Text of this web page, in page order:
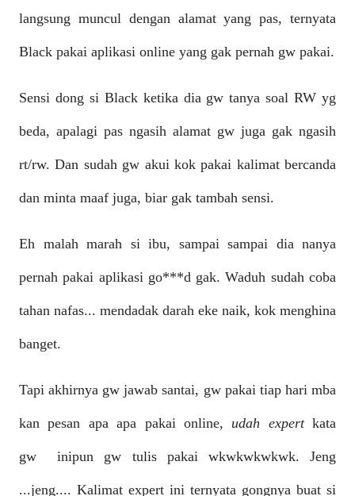
langsung muncul dengan alamat yang pas, ternyata
Black pakai aplikasi online yang gak pernah gw pakai.
Sensi dong si Black ketika dia gw tanya soal RW yg
beda, apalagi pas ngasih alamat gw juga gak ngasih
rt/rw. Dan sudah gw akui kok pakai kalimat bercanda
dan minta maaf juga, biar gak tambah sensi.
Eh malah marah si ibu, sampai sampai dia nanya
pernah pakai aplikasi go***d gak. Waduh sudah coba
tahan nafas... mendadak darah eke naik, kok menghina
banget.
Tapi akhirnya gw jawab santai, gw pakai tiap hari mba
kan pesan apa apa pakai online, udah expert kata
gw inipun gw tulis pakai wkwkwkwkwk. Jeng
...jeng.... Kalimat expert ini ternyata gongnya buat si